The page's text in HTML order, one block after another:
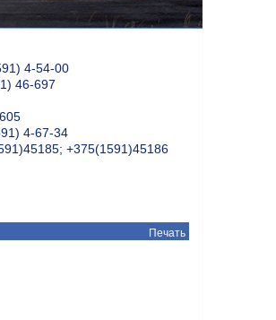
4-54-00
46-697
4-67-34
+375(1591)45186
Печать